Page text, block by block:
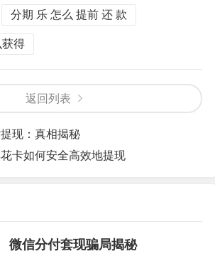
分期 乐 怎么 提前 还 款
得
返回列表
现：真相揭秘
卡如何安全高效地提现
微信分付套现骗局揭秘